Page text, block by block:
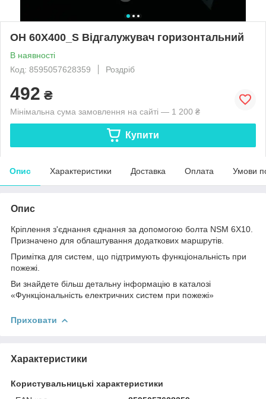
OH 60X400_S Відгалужувач горизонтальний
В наявності
Код: 8595057628359
Роздріб
492 ₴
Мінімальна сума замовлення на сайті — 1 200 ₴
Купити
Опис Характеристики Доставка Оплата Умови
Опис
Кріплення з'єднання єднання за допомогою болта NSM 6X10.
Призначено для облаштування додаткових маршрутів.
Примітка для систем, що підтримують функціональність при
пожежі.
Ви знайдете більш детальну інформацію в каталозі
«Функціональність електричних систем при пожежі»
Приховати
Характеристики
Користувальницькі характеристики